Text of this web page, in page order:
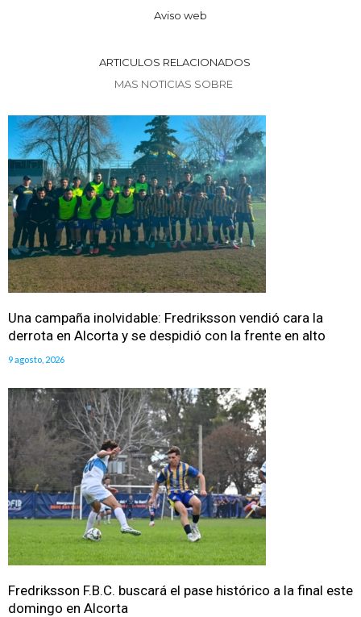
Aviso web
ARTICULOS RELACIONADOS
MAS NOTICIAS SOBRE
Una campaña inolvidable: Fredriksson vendió cara la
derrota en Alcorta y se despidió con la frente en alto
9 agosto, 2026
Fredriksson F.B.C. buscará el pase histórico a la final este
domingo en Alcorta